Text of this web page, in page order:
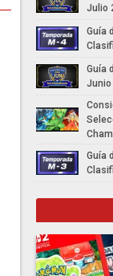
Julio
Guía
Guía
Junio
Guía